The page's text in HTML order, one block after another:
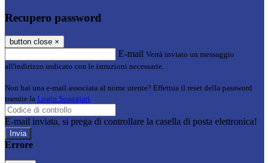
Recupero password
button close ×
E-mail Verrà inviato un messaggio
all'indirizzo indicato con le istruzioni necessarie.
Non hai una e-mail associata al nome utente? Effettua il reset della password
tramite la Login Spaggiari
E-mail inviata, si prega di controllare la casella di posta elettronica!
Errore